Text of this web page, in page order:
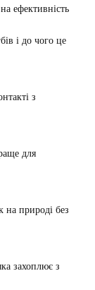
ефективність
і до чого це
з
для
на природі без
захоплює з